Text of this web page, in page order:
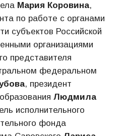
Мария Коровина,
по работе с органами
субъектов Российской
организациями
представителя
федеральном
, президент
Людмила
исполнительного
фонда